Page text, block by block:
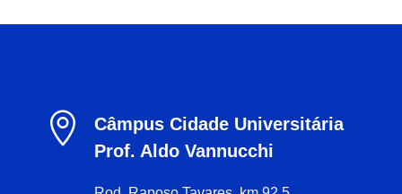

Câmpus Cidade Universitária
Prof. Aldo Vannucchi